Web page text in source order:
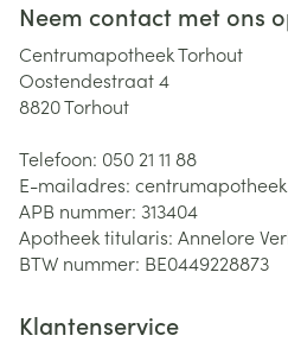
Neem contact met ons
Centrumapotheek Torhout
Oostendestraat 4
8820Torhout
Telefoon: 050 21 11 88
E-mailadres:
APB nummer: 313404
Apotheek titularis: Annelore
BTW nummer: BE0449228873
Klantenservice